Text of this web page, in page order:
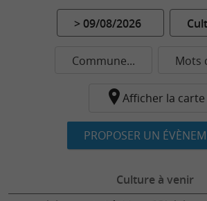
> 09/08/2026
Commune... Mots
Afficher la carte
PROPOSER UN
Culture à venir